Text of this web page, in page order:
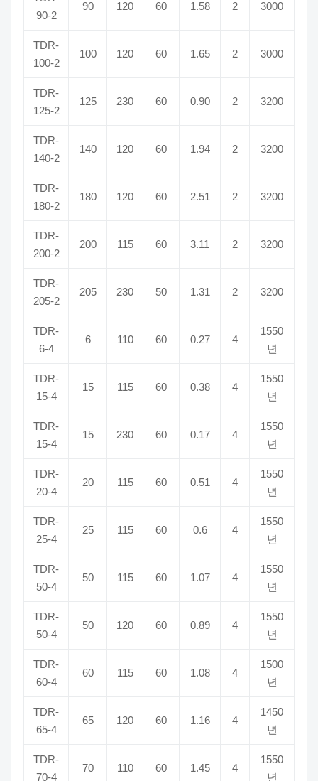
90-2
90 120 60 1.58 2 3000
TDR-
100-2
100 120 60 1.65 2 3000
TDR-
125-2
125 230 60 0.90 2 3200
TDR-
140-2
140 120 60 1.94 2 3200
TDR-
180-2
180 120 60 2.51 2 3200
TDR-
200-2
200 115 60 3.11 2 3200
TDR-
205-2
205 230 50 1.31 2 3200
TDR-
6-4
6 110 60 0.27 4
1550
년
TDR-
15-4
15 115 60 0.38 4
1550
년
TDR-
15-4
15 230 60 0.17 4
1550
년
TDR-
20-4
20 115 60 0.51 4
1550
년
TDR-
25-4
25 115 60 0.6 4
1550
년
TDR-
50-4
50 115 60 1.07 4
1550
년
TDR-
50-4
50 120 60 0.89 4
1550
년
TDR-
60-4
60 115 60 1.08 4
1500
년
TDR-
65-4
65 120 60 1.16 4
1450
년
TDR-
70-4
70 110 60 1.45 4
1550
년